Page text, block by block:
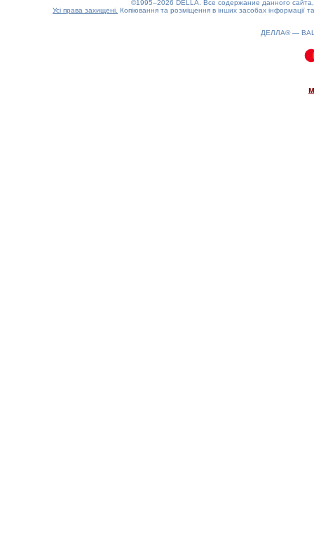
©1995–2026 DELLA. Все содержание данного
Усі права захищені. Копіювання та розміщення в інших засобах інформації
ДЕЛЛА® —